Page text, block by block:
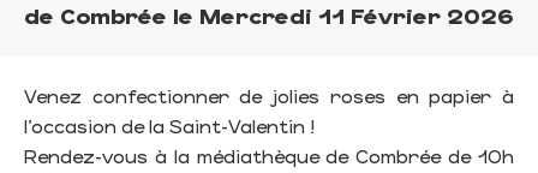
de Combrée le Mercredi 11 Février 2026
Venez confectionner de jolies roses en papier à
l’occasion de la Saint-Valentin !
Rendez-vous à la médiathèque de Combrée de 10h